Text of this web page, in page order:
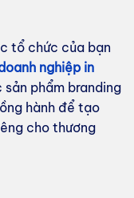
tổ chức của bạn
nghiệp in
sản phẩm branding
hành để tạo
cho thương